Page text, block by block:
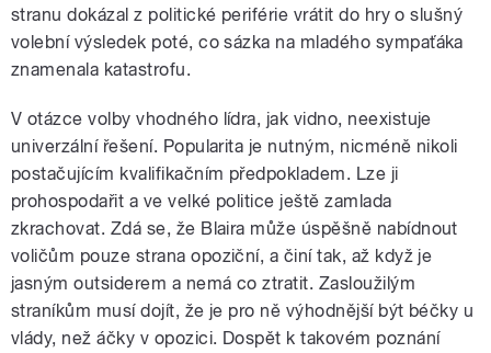
stranu dokázal z politické periférie vrátit do hry o slušný
volební výsledek poté, co sázka na mladého sympaťáka
znamenala katastrofu.
V otázce volby vhodného lídra, jak vidno, neexistuje
univerzální řešení. Popularita je nutným, nicméně nikoli
postačujícím kvalifikačním předpokladem. Lze ji
prohospodařit a ve velké politice ještě zamlada
zkrachovat. Zdá se, že Blaira může úspěšně nabídnout
voličům pouze strana opoziční, a činí tak, až když je
jasným outsiderem a nemá co ztratit. Zasloužilým
straníkům musí dojít, že je pro ně výhodnější být béčky u
vlády, než áčky v opozici. Dospět k takovém poznání